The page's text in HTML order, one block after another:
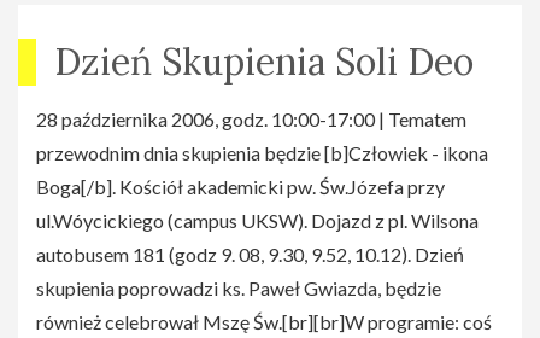
Dzień Skupienia Soli Deo
28 października 2006, godz. 10:00-17:00 | Tematem
przewodnim dnia skupienia będzie [b]Człowiek - ikona
Boga[/b]. Kościół akademicki pw. Św.Józefa przy
ul.Wóycickiego (campus UKSW). Dojazd z pl. Wilsona
autobusem 181 (godz 9. 08, 9.30, 9.52, 10.12). Dzień
skupienia poprowadzi ks. Paweł Gwiazda, będzie
również celebrował Mszę Św.[br][br]W programie: coś